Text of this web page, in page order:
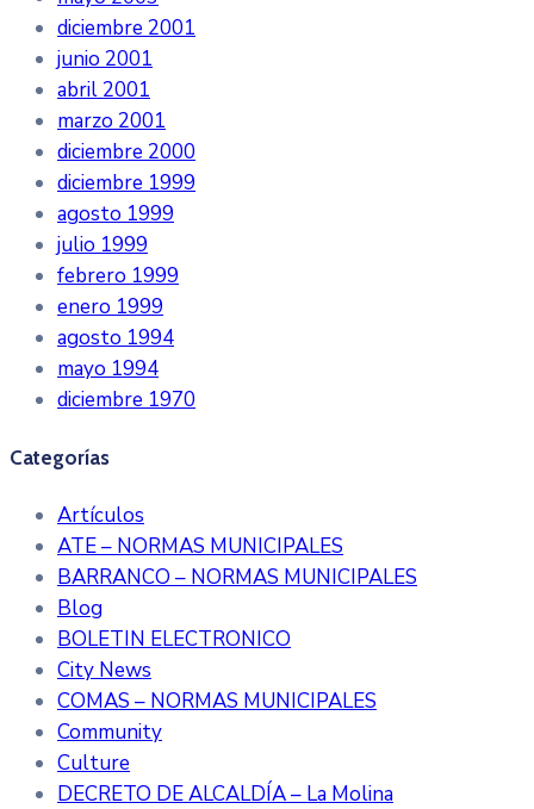
diciembre 2001
junio 2001
abril 2001
marzo 2001
diciembre 2000
diciembre 1999
agosto 1999
julio 1999
febrero 1999
enero 1999
agosto 1994
mayo 1994
diciembre 1970
Categorías
Artículos
ATE – NORMAS MUNICIPALES
BARRANCO – NORMAS MUNICIPALES
Blog
BOLETIN ELECTRONICO
City News
COMAS – NORMAS MUNICIPALES
Community
Culture
DECRETO DE ALCALDÍA – La Molina